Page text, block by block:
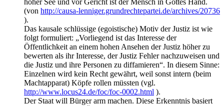
(von http://causa-lenniger.grundrechtepartei.de/archives/20736
).
Das kausale schlüssige (egoistische) Motiv der Justiz ist wie
folgt formuliert: „Vorliegend ist das Interesse der
Öffentlichkeit an einem hohen Ansehen der Justiz höher zu
bewerten als ihr Interesse, der Justiz Fehler nachzuweisen und
die Justiz und ihre Personen zu diffamieren“. In diesem Sinne:
Einzelnen wird kein Recht gewährt, weil sonst intern (beim
Machtapparat) Köpfe rollen müssten (vgl.
http://www.locus24.de/foc/foc-0002.html ).
Der Staat will Bürger arm machen. Diese Erkenntnis basiert